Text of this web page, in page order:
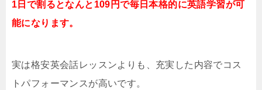
1日で割るとなんと109円で毎日本格的に英語学習が可
能になります。
実は格安英会話レッスンよりも、充実した内容でコス
トパフォーマンスが高いです。